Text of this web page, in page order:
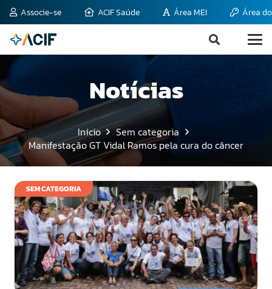
Associe-se ACIF Saúde Área MEI Área
Notícias
Início
Sem categoria
Manifestação GT Vidal Ramos pela cura do câncer
SEM CATEGORIA